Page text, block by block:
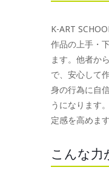
K-ART
作品の上手・
ます。他者か
で、安心して
身の行為に自
うになります
定感を高めます
こんな力